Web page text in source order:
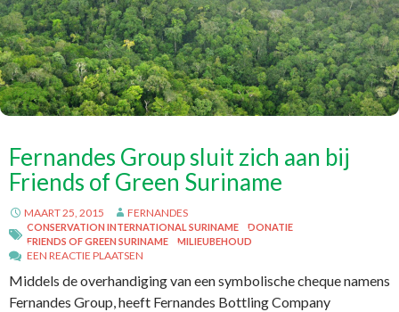
Fernandes Group sluit zich aan bij
Friends of Green Suriname
MAART 25, 2015 FERNANDES
CONSERVATION INTERNATIONAL SURINAME
DONATIE
FRIENDS OF GREEN SURINAME
MILIEUBEHOUD
EEN REACTIE PLAATSEN
Middels de overhandiging van een symbolische cheque namens
Fernandes Group, heeft Fernandes Bottling Company